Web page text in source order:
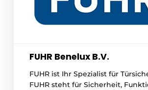
FUHR Benelux B.V.
FUHR ist Ihr Spezialist für
FUHR steht für Sicherheit,